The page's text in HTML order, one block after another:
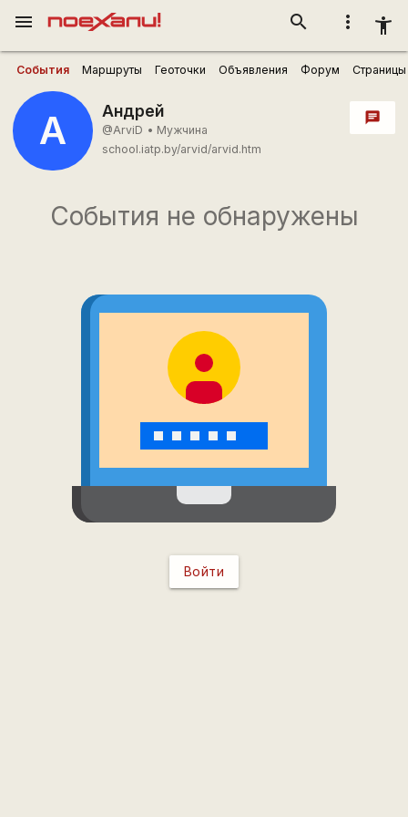
more_vert accessibility_new
search
menu
События Маршруты Геоточки Объявления Форум Страницы
А Андрей
@ArviD • Мужчина
school.iatp.by/arvid/arvid.htm
chat
События не обнаружены
Войти